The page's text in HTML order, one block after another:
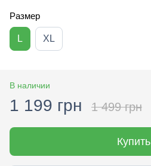
Размер
L XL
В наличии
1 199 грн 1 499 грн
Купить